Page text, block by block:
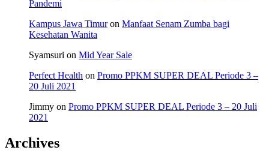
Pandemi
Kampus Jawa Timuron Manfaat Senam Zumba bagi
Kesehatan Wanita
Syamsuri on Mid Year Sale
Perfect Health on Promo PPKM SUPER DEAL Periode 3 –
20 Juli 2021
Jimmy on Promo PPKM SUPER DEAL Periode 3 – 20 Juli
2021
Archives